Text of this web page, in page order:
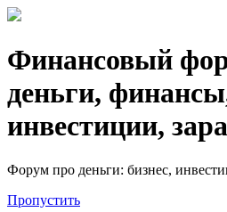
Финансовый
деньги,
инвестиции,
Форум про деньги: бизнес,
Пропустить